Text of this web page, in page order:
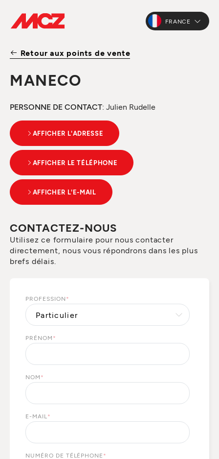
FRANCE
Retour aux points de vente
MANECO
PERSONNE DE CONTACT: Julien Rudelle
AFFICHER L'ADRESSE
AFFICHER LE TÉLÉPHONE
AFFICHER L'E-MAIL
CONTACTEZ-NOUS
Utilisez ce formulaire pour nous contacter
directement, nous vous répondrons dans les plus
brefs délais.
PROFESSION *
PRÉNOM *
NOM *
E-MAIL *
NUMÉRO DE TÉLÉPHONE *